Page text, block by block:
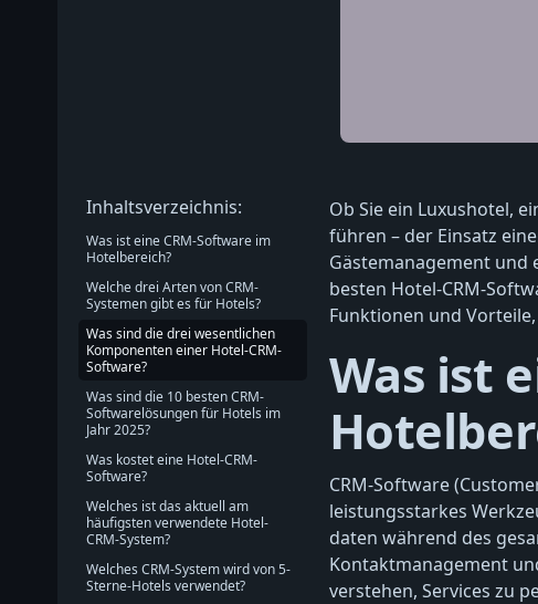
Inhaltsverzeichnis:
Was ist eine CRM-Software im
Hotelbereich?
Welche drei Arten von CRM-
Systemen gibt es für Hotels?
Was sind die drei wesentlichen
Komponenten einer Hotel-CRM-
Software?
Was sind die 10 besten CRM-
Softwarelösungen für Hotels im
Jahr 2025?
Was kostet eine Hotel-CRM-
Software?
Welches ist das aktuell am
häufigsten verwendete Hotel-
CRM-System?
Welches CRM-System wird von 5-
Sterne-Hotels verwendet?
Ob Sie ein Luxushotel,
führen – der Einsatz
Gästemanagement und
besten Hotel-CRM-
Funktionen und
Was ist
CRM-Software
leistungsstarkes
daten während des
Kontaktmanagement
verstehen, Services zu